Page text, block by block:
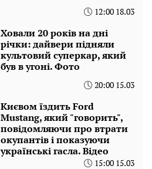
12:00 18.03
Ховали 20 років на дні
річки: дайвери підняли
культовий суперкар, який
був в угоні. Фото
20:00 15.03
Києвом їздить Ford
Mustang, який "говорить",
повідомляючи про втрати
окупантів і показуючи
українські гасла. Відео
15:00 15.03